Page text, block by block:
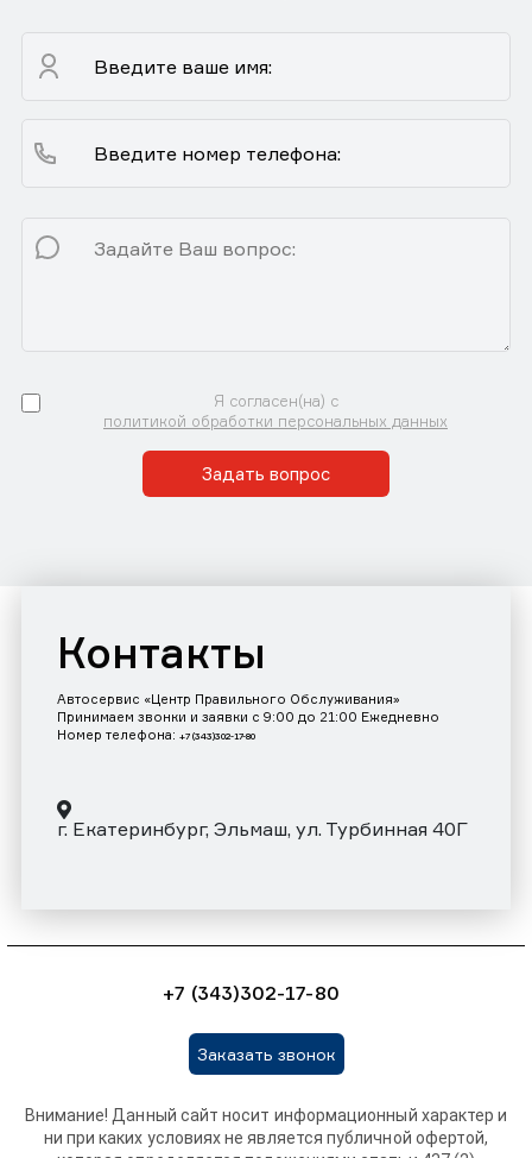
Я согласен(на) с
политикой обработки персональных данных
Задать вопрос
Контакты
Автосервис «Центр Правильного Обслуживания»
Принимаем звонки и заявки с 9:00 до 21:00 Ежедневно
Номер телефона: +7 (343)302-17-80
г. Екатеринбург, Эльмаш, ул. Турбинная 40Г
+7 (343)302-17-80
Заказать звонок
Внимание! Данный сайт носит информационный характер и
ни при каких условиях не является публичной офертой,